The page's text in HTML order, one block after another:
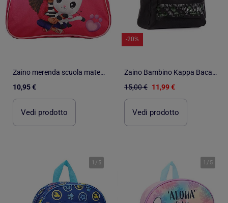
Zaino merenda scuola materna bambina Gabby’s Dollhouse 24 cm rosa 1 scomparto
10,95 €
Vedi prodotto
-20%
Zaino Bambino Kappa Bacamo
15,00 € 11,99 €
Vedi prodotto
1 / 5 1 / 5